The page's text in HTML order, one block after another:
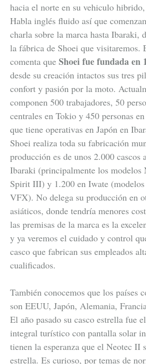
hacia el norte en su vehiculo
Habla inglés fluido así que
charla sobre la marca hasta Ibaraki,
la fábrica de Shoei que visitaremos.
comenta que Shoei fue fundada en
desde su creación intactos sus tres
confort y pasión por la moto.
componen 500 trabajadores, 50
centrales en Tokio y 450 personas
que tiene operativas en Japón en
Shoei realiza toda su fabricación
producción es de unos 2.000 cascos
Ibaraki (principalmente los modelos
Spirit III) y 1.200 en Iwate
VFX). No delega su producción en
asiáticos, donde tendría menores
las premisas de la marca es la
y ya veremos el cuidado y control
casco que fabrican sus empleados
cualificados.
También conocemos que los países
son EEUU, Japón, Alemania,
El año pasado su casco estrella fue
integral turístico con pantalla solar
tienen la esperanza que el Neotec II
estrella. Es curioso, por temas de